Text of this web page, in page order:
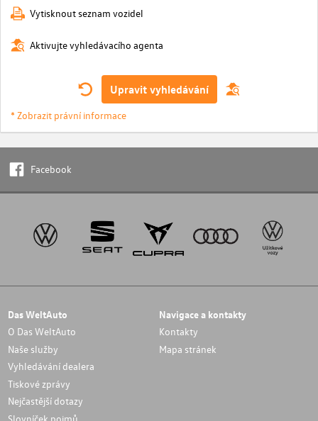
Vytisknout seznam vozidel
Aktivujte vyhledávacího agenta
Upravit vyhledávání
* Zobrazit právní informace
Facebook
Das WeltAuto
O Das WeltAuto
Naše služby
Vyhledávání dealera
Tiskové zprávy
Nejčastější dotazy
Navigace a kontakty
Kontakty
Mapa stránek